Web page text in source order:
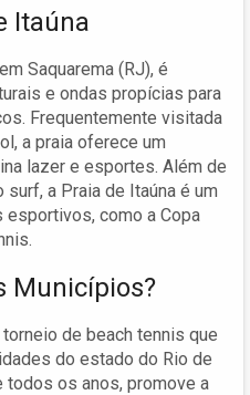
Itaúna
Saquarema (RJ), é
e ondas propícias para
Frequentemente visitada
a praia oferece um
lazer e esportes. Além de
a Praia de Itaúna é um
como a Copa
Municípios?
de beach tennis que
do estado do Rio de
todos os anos, promove a